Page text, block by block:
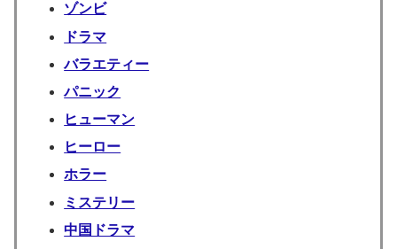
ゾンビ
ドラマ
バラエティー
パニック
ヒューマン
ヒーロー
ホラー
ミステリー
中国ドラマ